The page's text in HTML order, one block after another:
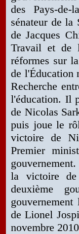
des Pays-de-
sénateur de la
de Jacques
Travail et de
réformes sur
de l'Éducation
Recherche
l'éducation. Il
de Nicolas
puis joue le
victoire de
Premier
la victoire
deuxième
de Lionel
novembre